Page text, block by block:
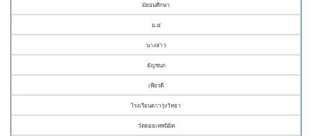
มัธยมศึกษา
ม.๕
นางสาว
ธัญชนก
เพียรดี
โรงเรียนดาวรุ่งวิทยา
วัดดอยเทพนิมิต